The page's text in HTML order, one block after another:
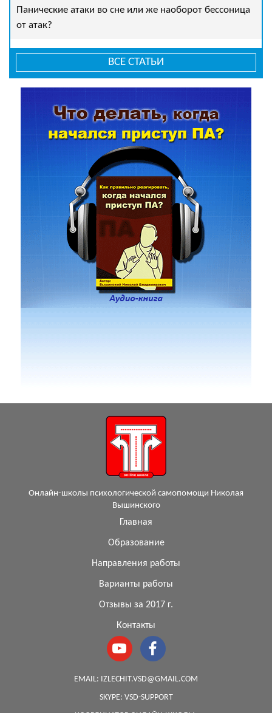
Панические атаки во сне или же наоборот бессоница
от атак?
ВСЕ СТАТЬИ
Онлайн-школы психологической самопомощи Николая
Вышинского
Главная
Образование
Направления работы
Варианты работы
Отзывы за 2017 г.
Контакты
EMAIL: IZLECHIT.VSD@GMAIL.COM
SKYPE: VSD-SUPPORT